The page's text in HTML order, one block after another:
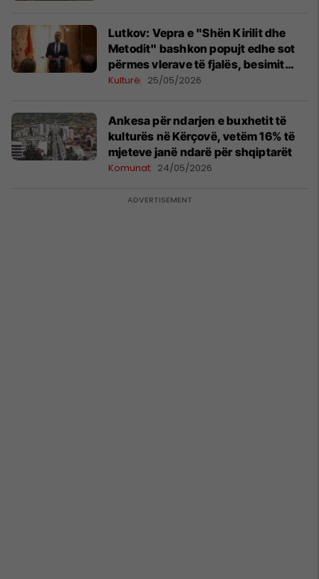
Lutkov: Vepra e "Shën Kirilit dhe
Metodit" bashkon popujt edhe sot
përmes vlerave të fjalës, besimit
dhe kulturës
Kulturë 25/05/2026
Ankesa për ndarjen e buxhetit të
kulturës në Kërçovë, vetëm 16% të
mjeteve janë ndarë për shqiptarët
Komunat 24/05/2026